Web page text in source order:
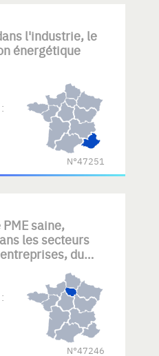
l'industrie, le
énergétique
N°47251
saine,
les secteurs
du
industriels
B2B générant
Mon
une entreprise
fidèle,
N°47246